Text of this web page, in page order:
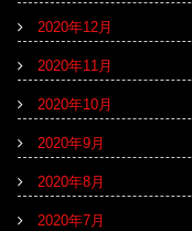
2020年12月
2020年11月
2020年10月
2020年9月
2020年8月
2020年7月